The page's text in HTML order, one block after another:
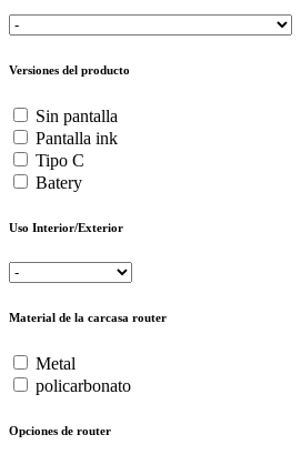
Versiones del producto
Sin pantalla
Pantalla ink
Tipo C
Batery
Uso Interior/Exterior
Material de la carcasa router
Metal
policarbonato
Opciones de router